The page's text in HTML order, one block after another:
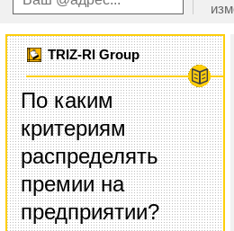
TRIZ-RI Group
По каким
критериям
распределять
премии на
предприятии?